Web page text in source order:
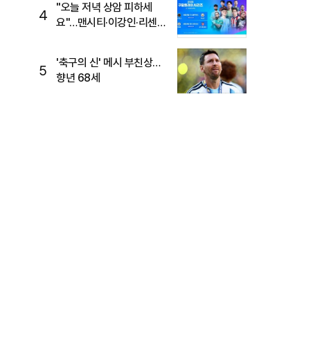
4
"오늘 저녁 상암 피하세
요"…맨시티·이강인·리센느
5
'축구의 신' 메시 부친상…
향년 68세